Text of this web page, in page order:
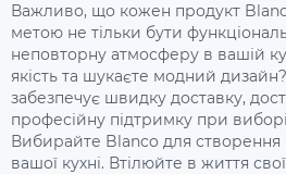
Важливо, що кожен продукт
метою не тільки бути
неповторну атмосферу в вашій
якість та шукаєте модний
забезпечує швидку доставку,
професійну підтримку при
Вибирайте Blanco для створення
вашої кухні. Втілюйте в життя свої